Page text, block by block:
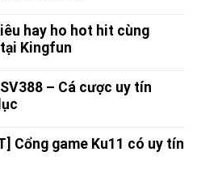
hay ho hot hit cùng
Kingfun
– Cá cược uy tín
Cổng game Ku11 có uy tín